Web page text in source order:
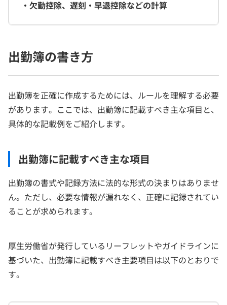
・欠勤控除、遅刻・早退控除などの計算
出勤簿の書き方
出勤簿を正確に作成するためには、ルールを理解する必要
があります。ここでは、出勤簿に記載すべき主な項目と、
具体的な記載例をご紹介します。
出勤簿に記載すべき主な項目
出勤簿の書式や記録方法に法的な形式の決まりはありませ
ん。ただし、必要な情報が漏れなく、正確に記録されてい
ることが求められます。
厚生労働省が発行しているリーフレットやガイドラインに
基づいた、出勤簿に記載すべき主要項目は以下のとおりで
す。